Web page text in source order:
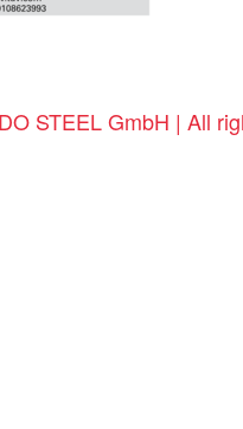
STEEL GmbH | All